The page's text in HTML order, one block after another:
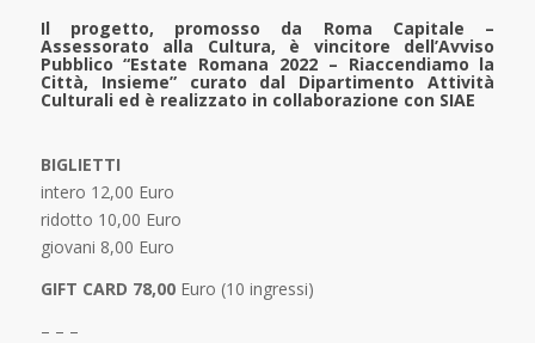
Il progetto, promosso da Roma Capitale –
Assessorato alla Cultura, è vincitore dell’Avviso
Pubblico “Estate Romana 2022 – Riaccendiamo la
Città, Insieme” curato dal Dipartimento Attività
Culturali ed è realizzato in collaborazione con SIAE
BIGLIETTI
intero 12,00 Euro
ridotto 10,00 Euro
giovani 8,00 Euro
GIFT CARD 78,00Euro (10 ingressi)
– – –